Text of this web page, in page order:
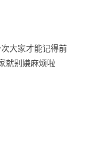
大家才能记得前
就别嫌麻烦啦